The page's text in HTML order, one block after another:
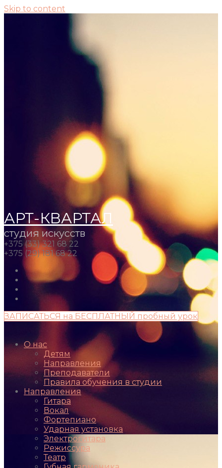
Skip to content
АРТ-КВАРТАЛ
студия искусств
+375 (33) 321 68 22
+375 (29) 181 68 22
ЗАПИСАТЬСЯ на БЕСПЛАТНЫЙ пробный урок
О нас
Детям
Направления
Преподаватели
Правила обучения в студии
Направления
Гитара
Вокал
Фортепиано
Ударная установка
Электрогитара
Режиссура
Театр